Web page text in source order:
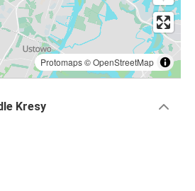
Protomaps©OpenStreetMap
Kresy